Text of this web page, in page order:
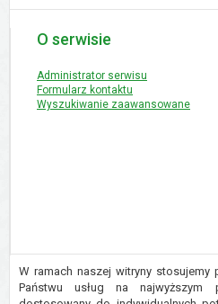
W ramach naszej witryny
Państwu usług na
O serwisie
Administrator serwisu
Formularz kontaktu
Wyszukiwanie zaawansowane